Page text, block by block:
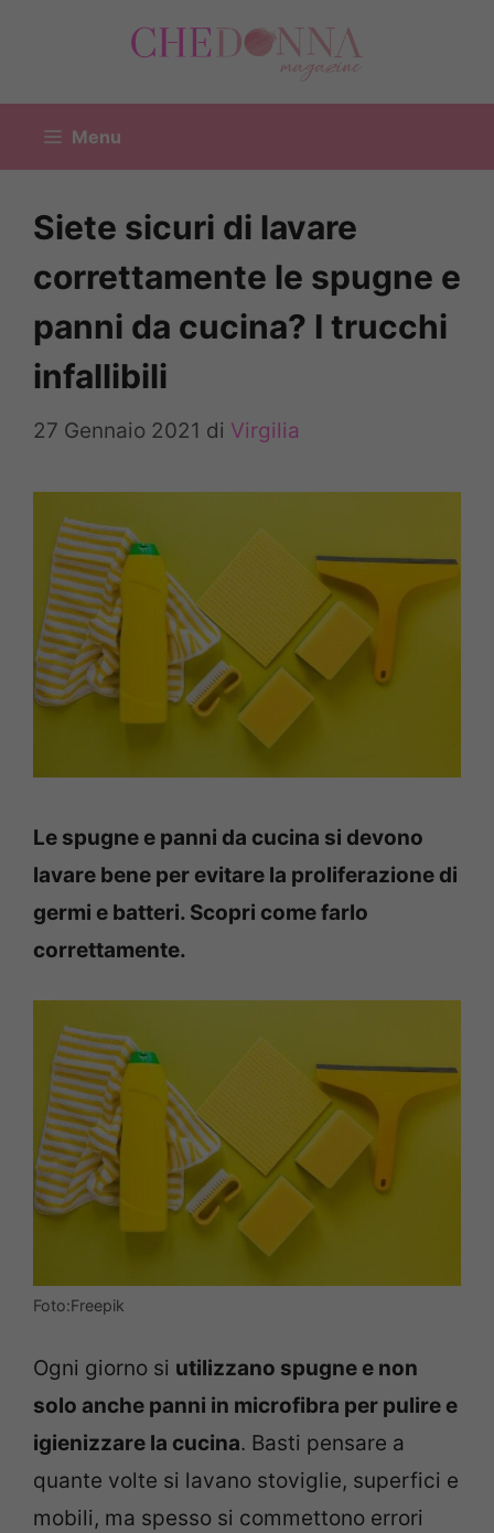
Menu
Siete sicuri di lavare
correttamente le spugne e
panni da cucina? I trucchi
infallibili
27 Gennaio 2021 di Virgilia
Le spugne e panni da cucina si devono
lavare bene per evitare la proliferazione di
germi e batteri. Scopri come farlo
correttamente.
Foto:Freepik
Ogni giorno si utilizzano spugne e non
solo anche panni in microfibra per pulire e
igienizzare la cucina. Basti pensare a
quante volte si lavano stoviglie, superfici e
mobili, ma spesso si commettono errori